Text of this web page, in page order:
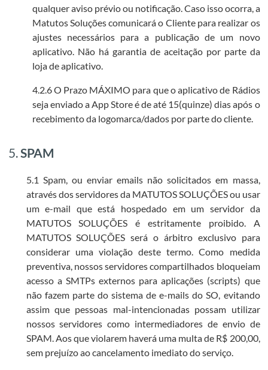
qualquer aviso prévio ou notificação. Caso isso ocorra, a
Matutos Soluções comunicará o Cliente para realizar os
ajustes necessários para a publicação de um novo
aplicativo. Não há garantia de aceitação por parte da
loja de aplicativo.
4.2.6 O Prazo MÁXIMO para que o aplicativo de Rádios
seja enviado a App Store é de até 15(quinze) dias após o
recebimento da logomarca/dados por parte do cliente.
5.SPAM
5.1 Spam, ou enviar emails não solicitados em massa,
através dos servidores da MATUTOS SOLUÇÕES ou usar
um e-mail que está hospedado em um servidor da
MATUTOS SOLUÇÕES é estritamente proibido. A
MATUTOS SOLUÇÕES será o árbitro exclusivo para
considerar uma violação deste termo. Como medida
preventiva, nossos servidores compartilhados bloqueiam
acesso a SMTPs externos para aplicações (scripts) que
não fazem parte do sistema de e-mails do SO, evitando
assim que pessoas mal-intencionadas possam utilizar
nossos servidores como intermediadores de envio de
SPAM. Aos que violarem haverá uma multa de R$ 200,00,
sem prejuízo ao cancelamento imediato do serviço.